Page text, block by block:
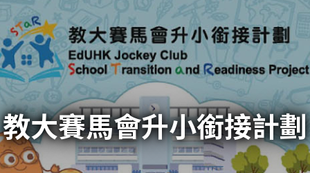
教大賽馬會升小銜接計劃